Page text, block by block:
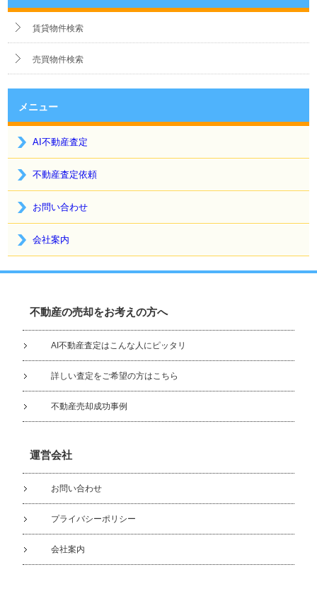
賃貸物件検索
売買物件検索
メニュー
AI不動産査定
不動産査定依頼
お問い合わせ
会社案内
不動産の売却をお考えの方へ
AI不動産査定はこんな人にピッタリ
詳しい査定をご希望の方はこちら
不動産売却成功事例
運営会社
お問い合わせ
プライバシーポリシー
会社案内